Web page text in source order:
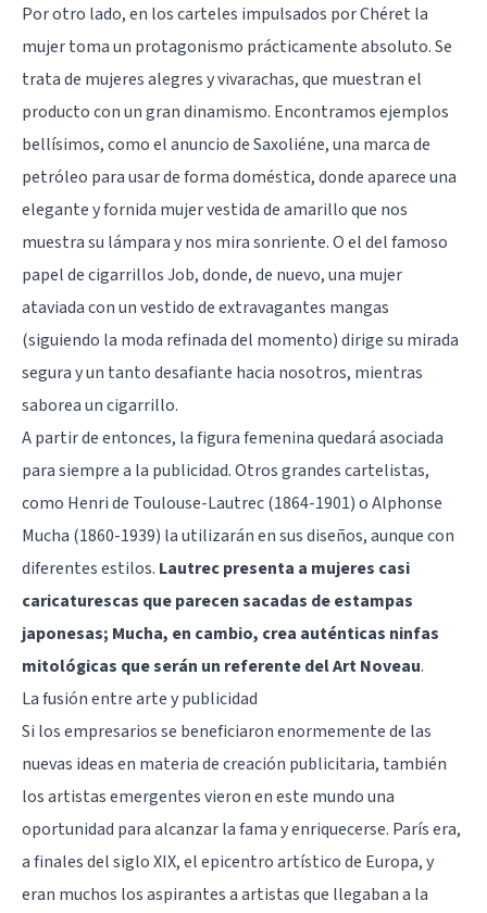
Por otro lado, en los carteles impulsados por Chéret la
mujer toma un protagonismo prácticamente absoluto. Se
trata de mujeres alegres y vivarachas, que muestran el
producto con un gran dinamismo. Encontramos ejemplos
bellísimos, como el anuncio de Saxoliéne, una marca de
petróleo para usar de forma doméstica, donde aparece una
elegante y fornida mujer vestida de amarillo que nos
muestra su lámpara y nos mira sonriente. O el del famoso
papel de cigarrillos Job, donde, de nuevo, una mujer
ataviada con un vestido de extravagantes mangas
(siguiendo la moda refinada del momento) dirige su mirada
segura y un tanto desafiante hacia nosotros, mientras
saborea un cigarrillo.
A partir de entonces, la figura femenina quedará asociada
para siempre a la publicidad. Otros grandes cartelistas,
como Henri de Toulouse-Lautrec (1864-1901) o Alphonse
Mucha (1860-1939) la utilizarán en sus diseños, aunque con
diferentes estilos. Lautrec presenta a mujeres casi
caricaturescas que parecen sacadas de estampas
japonesas; Mucha, en cambio, crea auténticas ninfas
mitológicas que serán un referente del Art Noveau.
La fusión entre arte y publicidad
Si los empresarios se beneficiaron enormemente de las
nuevas ideas en materia de creación publicitaria, también
los artistas emergentes vieron en este mundo una
oportunidad para alcanzar la fama y enriquecerse. París era,
a finales del siglo XIX, el epicentro artístico de Europa, y
eran muchos los aspirantes a artistas que llegaban a la